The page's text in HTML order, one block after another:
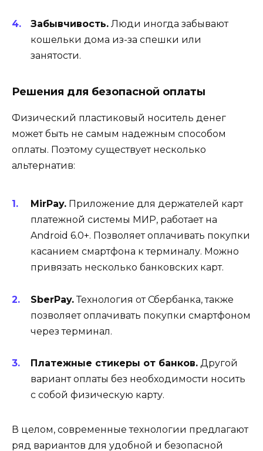
Забывчивость. Люди иногда забывают
кошельки дома из-за спешки или
занятости.
Решения для безопасной оплаты
Физический пластиковый носитель денег
может быть не самым надежным способом
оплаты. Поэтому существует несколько
альтернатив:
MirPay. Приложение для держателей карт
платежной системы МИР, работает на
Android 6.0+. Позволяет оплачивать покупки
касанием смартфона к терминалу. Можно
привязать несколько банковских карт.
SberPay.Технология от Сбербанка, также
позволяет оплачивать покупки смартфоном
через терминал.
Платежные стикеры от банков. Другой
вариант оплаты без необходимости носить
с собой физическую карту.
В целом, современные технологии предлагают
ряд вариантов для удобной и безопасной